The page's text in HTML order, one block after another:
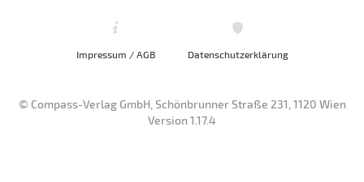
Impressum / AGB Datenschutzerklärung
© Compass-Verlag GmbH, Schönbrunner Straße 231, 1120 Wien
Version 1.17.4